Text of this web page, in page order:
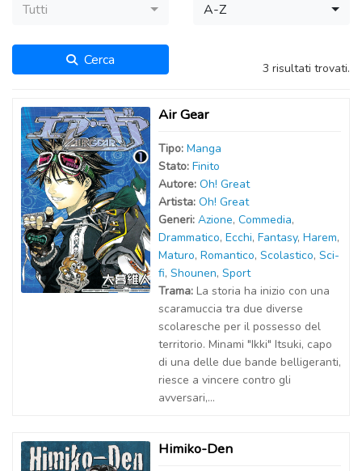
Tutti A-Z
Cerca 3 risultati trovati.
Air Gear
Tipo: Manga
Stato: Finito
Autore: Oh! Great
Artista: Oh! Great
Generi: Azione, Commedia,
Drammatico, Ecchi, Fantasy, Harem,
Maturo, Romantico, Scolastico, Sci-
fi, Shounen, Sport
Trama: La storia ha inizio con una
scaramuccia tra due diverse
scolaresche per il possesso del
territorio. Minami "Ikki" Itsuki, capo
di una delle due bande belligeranti,
riesce a vincere contro gli
avversari,...
Himiko-Den